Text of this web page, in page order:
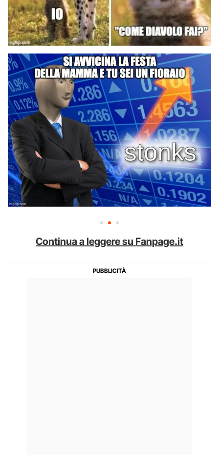
Continua a leggere su Fanpage.it